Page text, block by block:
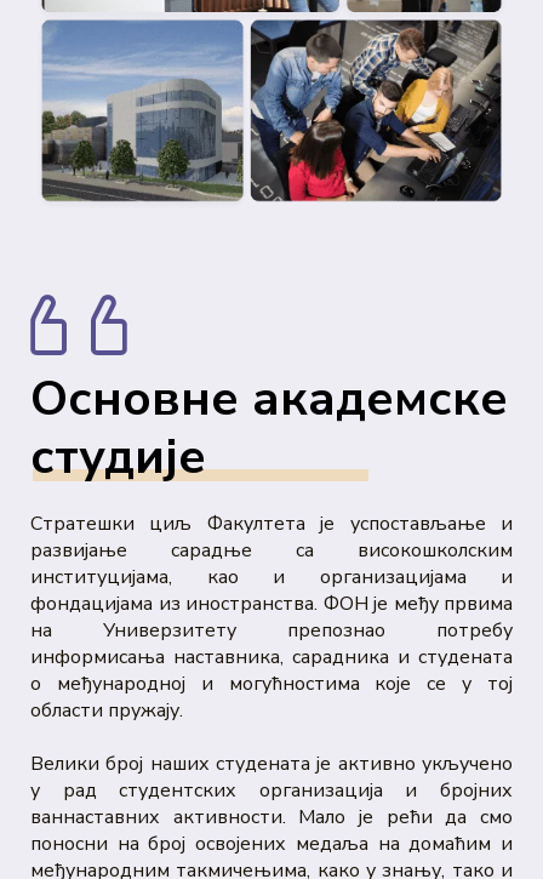
Основне академске
студије
Стратешки циљ Факултета је успостављање и
развијање сарадње са високошколским
институцијама, као и организацијама и
фондацијама из иностранства. ФОН је међу првима
на Универзитету препознао потребу
информисања наставника, сарадника и студената
о међународној и могућностима које се у тој
области пружају.
Велики број наших студената је активно укључено
у рад студентских организација и бројних
ваннаставних активности. Мало је рећи да смо
поносни на број освојених медаља на домаћим и
међународним такмичењима, како у знању, тако и